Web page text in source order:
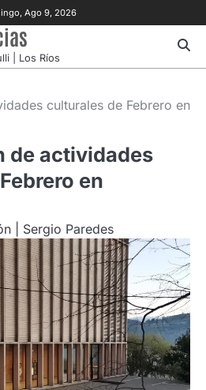
Ago 9, 2026
| Los Ríos
culturales de Febrero en
de actividades
en
| Sergio Paredes